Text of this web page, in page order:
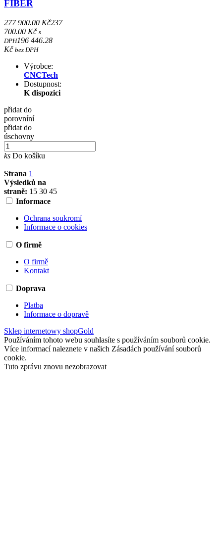
FIBER
277 900.00 Kč237
700.00 Kč s
DPH196 446.28
Kč bez DPH
Výrobce:
CNCTech
Dostupnost:
K dispozici
přidat do
porovníní
přidat do
úschovny
ks Do košíku
Strana 1
Výsledků na
straně: 15 30 45
Informace
Ochrana soukromí
Informace o cookies
O firmě
O firmě
Kontakt
Doprava
Platba
Informace o dopravě
Sklep internetowy shopGold
Používáním tohoto webu souhlasíte s používáním souborů cookie.
Více informací naleznete v našich Zásadách používání souborů
cookie.
Tuto zprávu znovu nezobrazovat